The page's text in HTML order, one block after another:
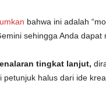
bahwa ini adalah
sehingga Anda dapat
tingkat lanjut,
petunjuk halus dari ide